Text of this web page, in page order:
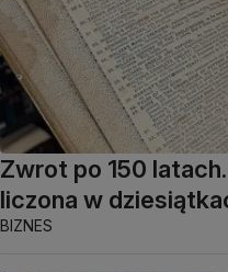
Zwrot po 150
liczona w
BIZNES